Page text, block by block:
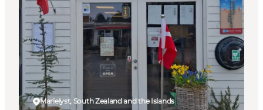
Marielyst, South Zealand and the Islands